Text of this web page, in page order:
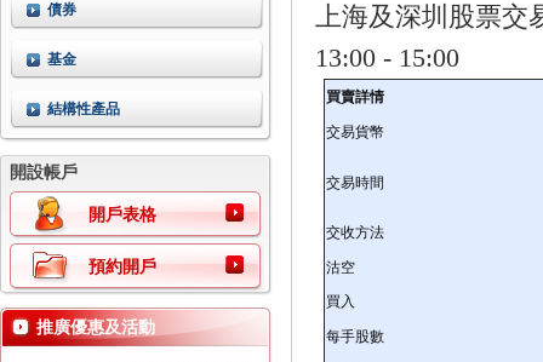
債券
基金
結構性產品
開設帳戶
開戶表格
預約開戶
推廣優惠及活動
上海及深圳股票交
13:00 - 15:00
買賣詳情
交易貨幣
交易時間
交收方法
沽空
買入
每手股數